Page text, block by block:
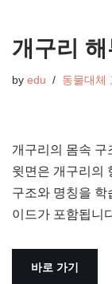
개구리
by edu 동물대체
개구리의 몸속 구
윗면은 개구리의
구조와 명칭을 학
이드가 포함됩니
바로 가기